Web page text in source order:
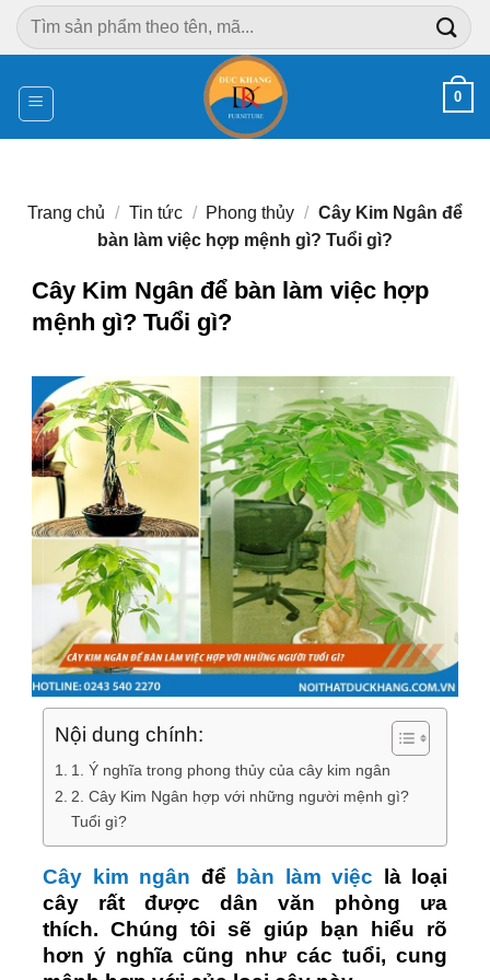
Chuyển
đến
dung
Tìm
kiếm:
0
Trang chủ / Tin tức / Phong thủy / Cây Kim Ngân để
bàn làm việc hợp mệnh gì? Tuổi gì?
Cây Kim Ngân để bàn làm việc hợp
mệnh gì? Tuổi gì?
Nội dung chính:
1. Ý nghĩa trong phong thủy của cây kim ngân
2. Cây Kim Ngân hợp với những người mệnh gì?
Tuổi gì?
Cây kim ngân để bàn làm việc là loại
cây rất được dân văn phòng ưa
thích. Chúng tôi sẽ giúp bạn hiểu rõ
hơn ý nghĩa cũng như các tuổi, cung